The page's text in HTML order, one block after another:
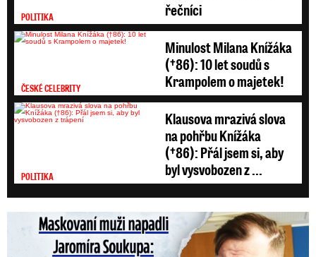
POLITIKA
řečníci
ČESKÉ CELEBRITY
Minulost Milana Knížáka
(†86): 10 let soudů s
Krampolem o majetek!
POLITIKA
Klausova mrazivá slova
na pohřbu Knížáka
(†86): Přál jsem si, aby
byl vysvobozen z ...
Maskovaní muži napadli Jaromíra Soukupa: Krvavá nakládačka